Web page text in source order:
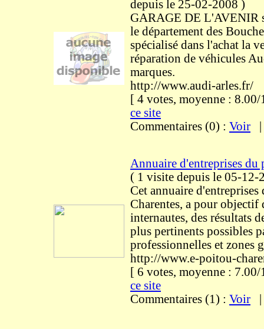
depuis le 25-02-2008 )
GARAGE DE L'AVENIR
le département des
spécialisé dans l'achat la
réparation de véhicules
marques.
http://www.audi-arles.fr/
[ 4 votes, moyenne :
ce site
Commentaires (0) : Voir
Annuaire d'entreprises du
( 1 visite depuis le 05-12-
Cet annuaire
Charentes, a pour objectif
internautes, des résultats
plus pertinents possibles
professionnelles et zones
http://www.e-poitou-
[ 6 votes, moyenne :
ce site
Commentaires (1) : Voir